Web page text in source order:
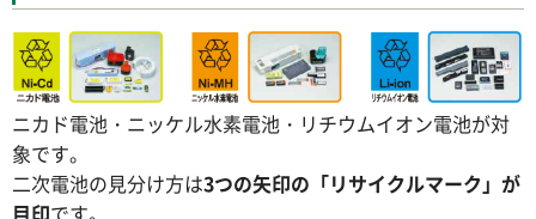
ニカド電池・ニッケル水素電池・リチウムイオン電池が対
象です。
二次電池の見分け方は3つの矢印の「リサイクルマーク」が